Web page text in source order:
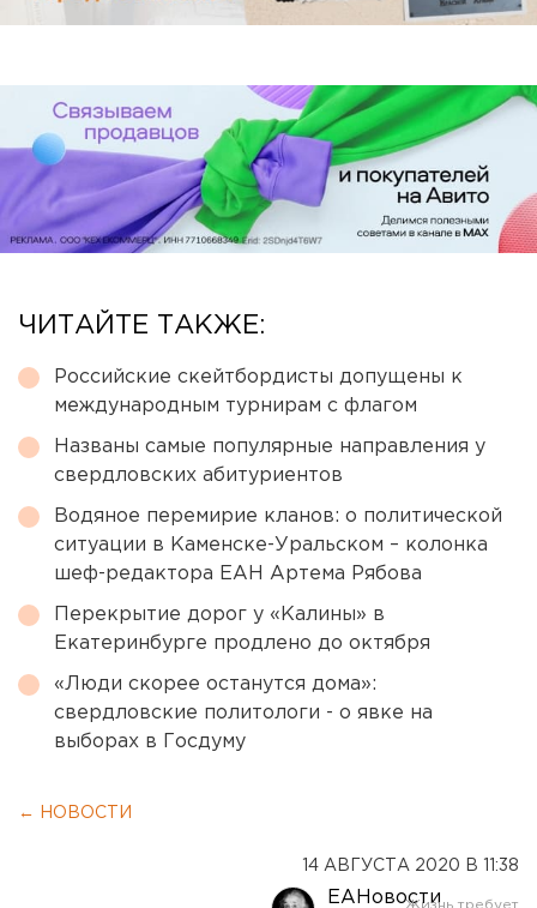
ЧИТАЙТЕ ТАКЖЕ:
Российские скейтбордисты допущены к
международным турнирам с флагом
Названы самые популярные направления у
свердловских абитуриентов
Водяное перемирие кланов: о политической
ситуации в Каменске-Уральском – колонка
шеф-редактора ЕАН Артема Рябова
Перекрытие дорог у «Калины» в
Екатеринбурге продлено до октября
«Люди скорее останутся дома»:
свердловские политологи - о явке на
выборах в Госдуму
← НОВОСТИ
14 АВГУСТА 2020 В 11:38
ЕАНовости